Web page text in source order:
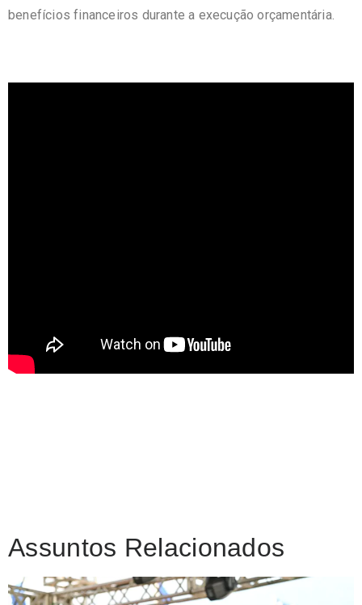
benefícios financeiros durante a execução orçamentária.
Assuntos Relacionados